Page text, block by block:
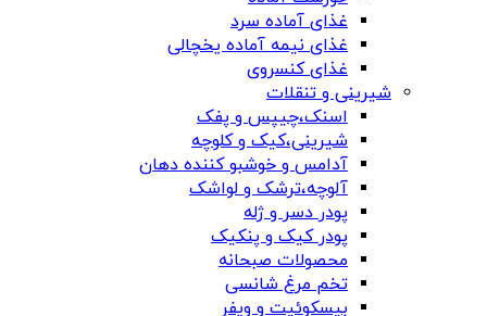
غذای آماده سرد
غذای نیمه آماده یخچالی
غذای کنسروی
شیرینی و تنقلات
اسنک،چیپس و پفک
شیرینی،کیک و کلوچه
آدامس و خوشبو کننده دهان
آلوچه،ترشک و لواشک
پودر دسر و ژله
پودر کیک و پنکیک
محصولات صبحانه
تخم مرغ شانسی
بیسکوئیت و ویفر